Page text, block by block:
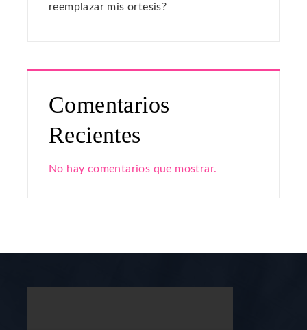
reemplazar mis ortesis?
Comentarios
Recientes
No hay comentarios que mostrar.